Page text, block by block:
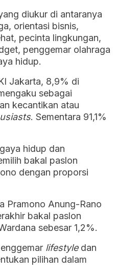
diukur di antaranya
orientasi bisnis,
pecinta lingkungan,
penggemar olahraga
hidup.
Jakarta, 8,9% di
sebagai
kecantikan atau
. Sementara 91,1%
hidup dan
bakal paslon
dengan proporsi
Pramono Anung-Rano
bakal paslon
sebesar 1,2%.
lifestyledan
pilihan dalam